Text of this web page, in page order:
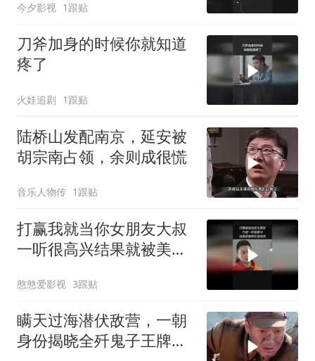
今夕影视 1跟贴
刀斧加身的时候你就知道
疼了
火娃追剧 1跟贴
陆桥山发配南京，延安被
胡宗南占领，余则成很慌
音乐人物传 1跟贴
打赢我就当你女朋友大叔
一听很高兴结果就被美女
憨憨爱影视 3跟贴
瞒天过海潜伏敌营，一朝
身份揭晓全歼鬼子王牌部